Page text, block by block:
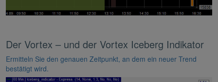
Der Vortex – und der Vortex Iceberg Indikator
Ermitteln Sie den genauen Zeitpunkt, an dem ein neuer Trend
bestätigt wird.